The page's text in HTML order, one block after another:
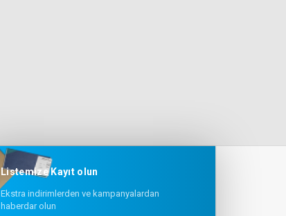
Listemize Kayıt olun
Ekstra indirimlerden ve kampanyalardan
haberdar olun